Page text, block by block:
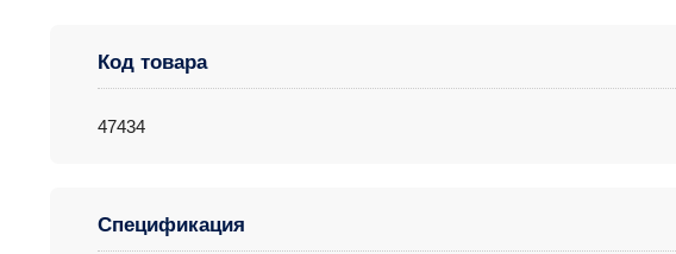
Код товара
47434
Спецификация